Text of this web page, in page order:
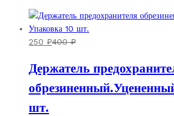
250 ₽400₽
Держатель
шт.